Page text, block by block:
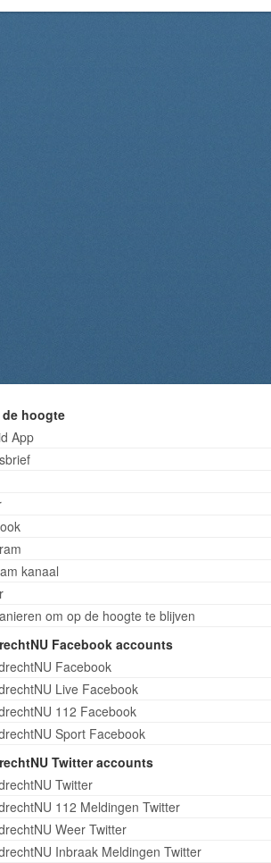
hoogte
App
kanaal
om op de hoogte te blijven
Facebook accounts
Facebook
Live Facebook
112 Facebook
Sport Facebook
Twitter accounts
Twitter
112 Meldingen Twitter
Weer Twitter
Inbraak Meldingen Twitter